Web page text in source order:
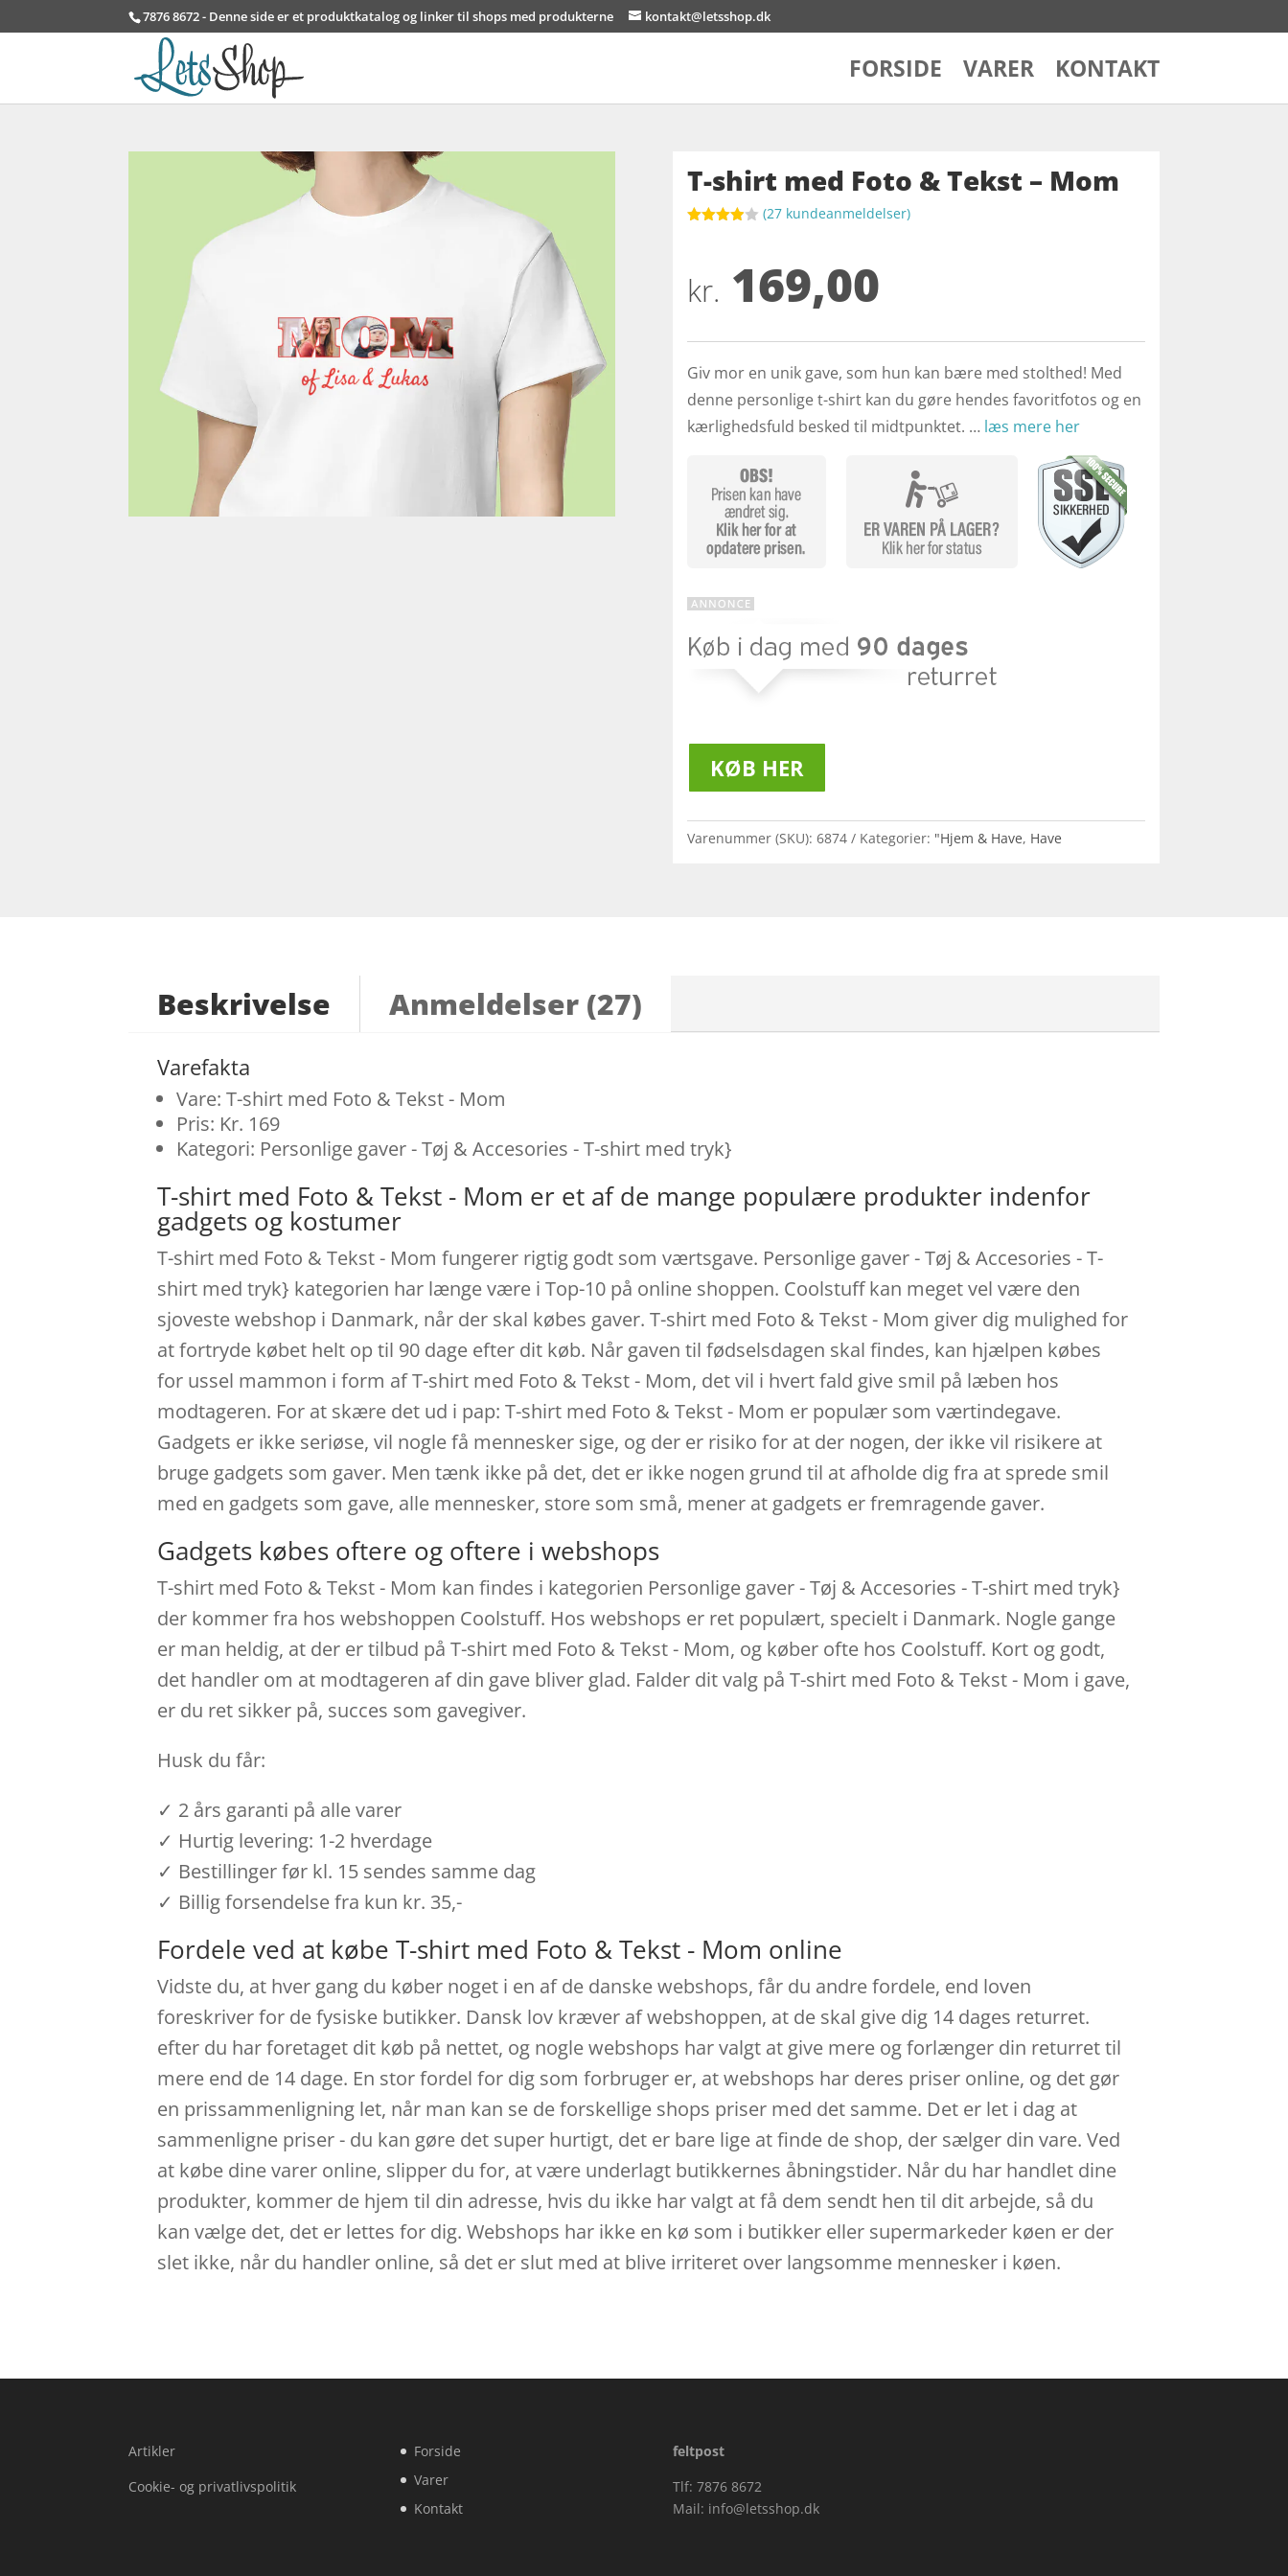
7876 8672 - Denne side er et produktkatalog og linker til shops med produkterne kontakt@letsshop.dk
FORSIDE VARER KONTAKT
T-shirt med Foto & Tekst – Mom
på
kundebed
(27 kundeanmeldelser)
kr. 169,00
Giv mor en unik gave, som hun kan bære med stolthed! Med
denne personlige t-shirt kan du gøre hendes favoritfotos og en
kærlighedsfuld besked til midtpunktet. … læs mere her
KØB HER
Varenummer (SKU): 6874 Kategorier: "Hjem & Have, Have
Beskrivelse Anmeldelser (27)
Varefakta
Vare: T-shirt med Foto & Tekst - Mom
Pris: Kr. 169
Kategori: Personlige gaver - Tøj & Accesories - T-shirt med tryk}
T-shirt med Foto & Tekst - Mom er et af de mange populære produkter indenfor
gadgets og kostumer
T-shirt med Foto & Tekst - Mom fungerer rigtig godt som værtsgave. Personlige gaver - Tøj & Accesories - T-
shirt med tryk} kategorien har længe være i Top-10 på online shoppen. Coolstuff kan meget vel være den
sjoveste webshop i Danmark, når der skal købes gaver. T-shirt med Foto & Tekst - Mom giver dig mulighed for
at fortryde købet helt op til 90 dage efter dit køb. Når gaven til fødselsdagen skal findes, kan hjælpen købes
for ussel mammon i form af T-shirt med Foto & Tekst - Mom, det vil i hvert fald give smil på læben hos
modtageren. For at skære det ud i pap: T-shirt med Foto & Tekst - Mom er populær som værtindegave.
Gadgets er ikke seriøse, vil nogle få mennesker sige, og der er risiko for at der nogen, der ikke vil risikere at
bruge gadgets som gaver. Men tænk ikke på det, det er ikke nogen grund til at afholde dig fra at sprede smil
med en gadgets som gave, alle mennesker, store som små, mener at gadgets er fremragende gaver.
Gadgets købes oftere og oftere i webshops
T-shirt med Foto & Tekst - Mom kan findes i kategorien Personlige gaver - Tøj & Accesories - T-shirt med tryk}
der kommer fra hos webshoppen Coolstuff. Hos webshops er ret populært, specielt i Danmark. Nogle gange
er man heldig, at der er tilbud på T-shirt med Foto & Tekst - Mom, og køber ofte hos Coolstuff. Kort og godt,
det handler om at modtageren af din gave bliver glad. Falder dit valg på T-shirt med Foto & Tekst - Mom i gave,
er du ret sikker på, succes som gavegiver.
Husk du får:
✓ 2 års garanti på alle varer
✓ Hurtig levering: 1-2 hverdage
✓ Bestillinger før kl. 15 sendes samme dag
✓ Billig forsendelse fra kun kr. 35,-
Fordele ved at købe T-shirt med Foto & Tekst - Mom online
Vidste du, at hver gang du køber noget i en af de danske webshops, får du andre fordele, end loven
foreskriver for de fysiske butikker. Dansk lov kræver af webshoppen, at de skal give dig 14 dages returret.
efter du har foretaget dit køb på nettet, og nogle webshops har valgt at give mere og forlænger din returret til
mere end de 14 dage. En stor fordel for dig som forbruger er, at webshops har deres priser online, og det gør
en prissammenligning let, når man kan se de forskellige shops priser med det samme. Det er let i dag at
sammenligne priser - du kan gøre det super hurtigt, det er bare lige at finde de shop, der sælger din vare. Ved
at købe dine varer online, slipper du for, at være underlagt butikkernes åbningstider. Når du har handlet dine
produkter, kommer de hjem til din adresse, hvis du ikke har valgt at få dem sendt hen til dit arbejde, så du
kan vælge det, det er lettes for dig. Webshops har ikke en kø som i butikker eller supermarkeder køen er der
slet ikke, når du handler online, så det er slut med at blive irriteret over langsomme mennesker i køen.
Artikler
Cookie- og privatlivspolitik
Forside
Varer
Kontakt
feltpost
Tlf: 7876 8672
Mail: info@letsshop.dk